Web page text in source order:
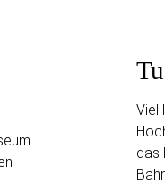
Viel
das